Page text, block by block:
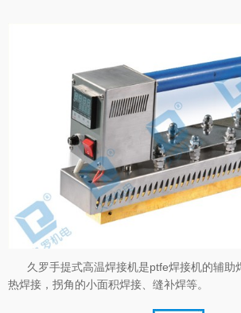
久罗手提式高温焊接机是ptfe焊接机的辅助
热焊接，拐角的小面积焊接、缝补焊等。